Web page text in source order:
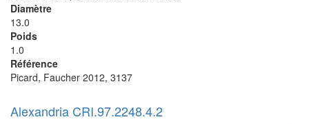
Diamètre
13.0
Poids
1.0
Référence
Picard, Faucher 2012, 3137
Alexandria CRI.97.2248.4.2